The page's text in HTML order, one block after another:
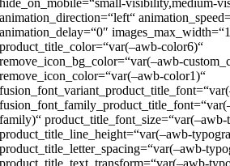
hide_on_mobile=“small-visibility,medium-
animation_direction=“left“
animation_delay=“0″
product_title_color=“var(–awb-color6)“
remove_icon_bg_color=“var(–awb-
remove_icon_color=“var(–awb-color1)“
family)“
product_title_line_height=“var(–awb-
product_title_letter_spacing=“var(–awb-
product_title_text_transform=“var(–awb-